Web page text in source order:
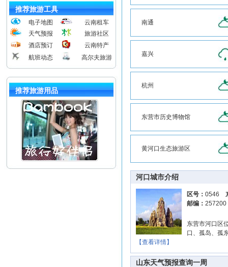
推荐旅游工具
电子地图
云南租车
天气预报
旅游社区
酒店预订
云南特产
航班动态
高尔夫旅游
推荐旅游用品
南通
嘉兴
杭州
东营市历史博物馆
黄河口生态旅游区
河口城市介绍
区号： 0546
邮编：
东营市河口区
口、孤岛、孤
【查看详情】
山东天气预报查询一周